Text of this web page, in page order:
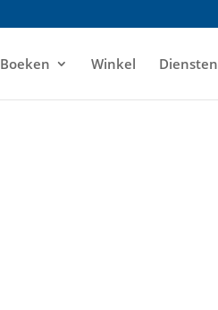
Boeken Winkel Diensten